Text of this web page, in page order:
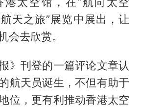
天之旅”展览中展出，让
会去欣赏。
》刊登的一篇评论文章认
航天员诞生，不但有助于
位，更有利推动香港太空